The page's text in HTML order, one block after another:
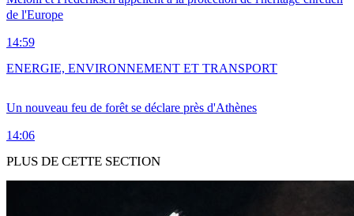
de l'Europe
14:59
Un nouveau feu de forêt se déclare près d'Athènes
14:06
ENERGIE, ENVIRONNEMENT ET TRANSPORT
PLUS DE CETTE SECTION